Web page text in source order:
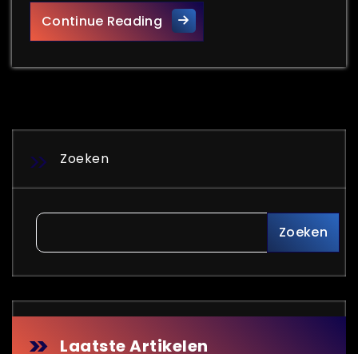
Continue ReadingBelang van Brandveiligheid
Zoeken
Zoeken
Laatste Artikelen